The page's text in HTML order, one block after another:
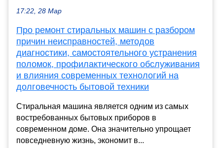
17:22, 28 Мар
Про ремонт стиральных машин с разбором
причин неисправностей, методов
диагностики, самостоятельного устранения
поломок, профилактического обслуживания
и влияния современных технологий на
долговечность бытовой техники
Стиральная машина является одним из самых
востребованных бытовых приборов в
современном доме. Она значительно упрощает
повседневную жизнь, экономит в...